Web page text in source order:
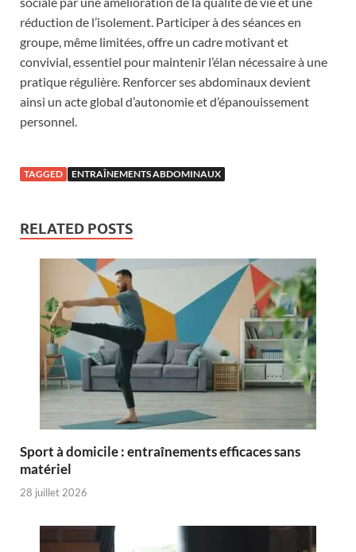
réduction de l’isolement. Participer à des séances en
groupe, même limitées, offre un cadre motivant et
convivial, essentiel pour maintenir l’élan nécessaire à une
pratique régulière. Renforcer ses abdominaux devient
ainsi un acte global d’autonomie et d’épanouissement
personnel.
TAGGED ENTRAÎNEMENTS ABDOMINAUX
RELATED POSTS
Sport à domicile : entraînements efficaces sans
matériel
28 juillet 2026